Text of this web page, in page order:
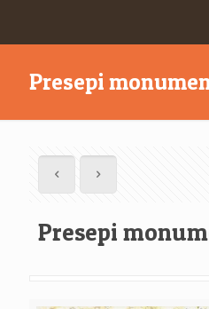
Presepi
Presepi